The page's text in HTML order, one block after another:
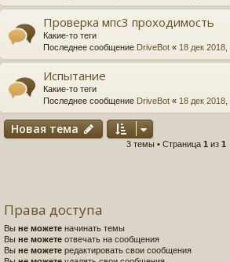
Проверка мпс3 проходимость
Какие-то теги
Последнее сообщение DriveBot « 18 дек 2018,
Испытание
Какие-то теги
Последнее сообщение DriveBot « 18 дек 2018,
Новая тема
3 темы • Страница 1 из 1
Права доступа
Вы не можете начинать темы
Вы не можете отвечать на сообщения
Вы не можете редактировать свои сообщения